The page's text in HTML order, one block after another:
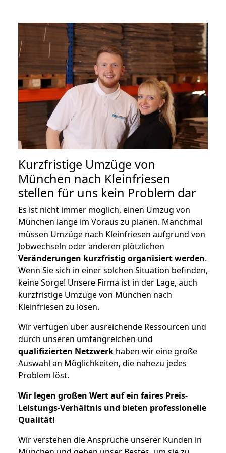
Kurzfristige Umzüge von
München nach Kleinfriesen
stellen für uns kein Problem dar
Es ist nicht immer möglich, einen Umzug von
München lange im Voraus zu planen. Manchmal
müssen Umzüge nach Kleinfriesen aufgrund von
Jobwechseln oder anderen plötzlichen
Veränderungen kurzfristig organisiert werden.
Wenn Sie sich in einer solchen Situation befinden,
keine Sorge! Unsere Firma ist in der Lage, auch
kurzfristige Umzüge von München nach
Kleinfriesen zu lösen.
Wir verfügen über ausreichende Ressourcen und
durch unseren umfangreichen und
qualifizierten Netzwerk haben wir eine große
Auswahl an Möglichkeiten, die nahezu jedes
Problem löst.
Wir legen großen Wert auf ein faires Preis-
Leistungs-Verhältnis und bieten professionelle
Qualität!
Wir verstehen die Ansprüche unserer Kunden in